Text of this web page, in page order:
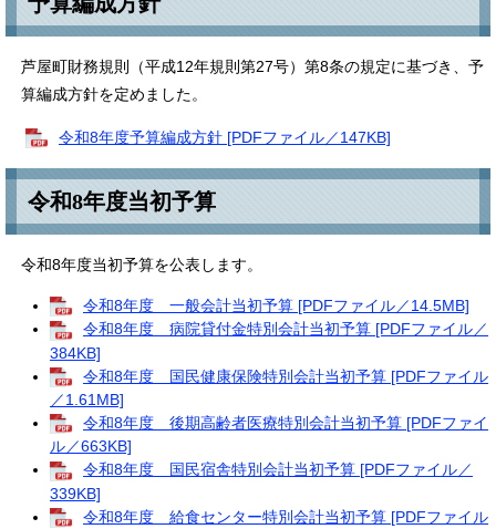
芦屋町財務規則（平成12年規則第27号）第8条の規定に基づき、予
算編成方針を定めました。
令和8年度予算編成方針 [PDFファイル／147KB]
令和8年度当初予算
令和8年度当初予算を公表します。
令和8年度 一般会計当初予算 [PDFファイル／14.5MB]
令和8年度 病院貸付金特別会計当初予算 [PDFファイル／
384KB]
令和8年度 国民健康保険特別会計当初予算 [PDFファイル
／1.61MB]
令和8年度 後期高齢者医療特別会計当初予算 [PDFファイ
ル／663KB]
令和8年度 国民宿舎特別会計当初予算 [PDFファイル／
339KB]
令和8年度 給食センター特別会計当初予算 [PDFファイル